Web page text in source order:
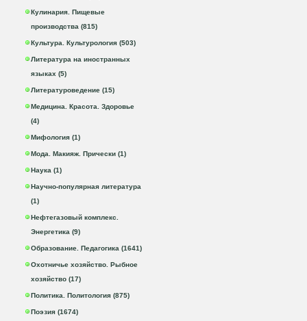
Кулинария. Пищевые
производства (815)
Культура. Культурология (503)
Литература на иностранных
языках (5)
Литературоведение (15)
Медицина. Красота. Здоровье
(4)
Мифология (1)
Мода. Макияж. Прически (1)
Наука (1)
Научно-популярная литература
(1)
Нефтегазовый комплекс.
Энергетика (9)
Образование. Педагогика (1641)
Охотничье хозяйство. Рыбное
хозяйство (17)
Политика. Политология (875)
Поэзия (1674)